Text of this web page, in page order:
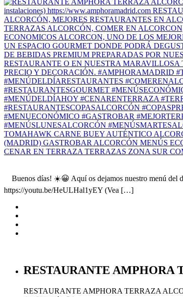
Buenos días! ☀️😀 Aquí os dejamos nuestro menú del
https://youtu.be/HeULHal1yEY (Vea […]
RESTAURANTE AMPHORA
RESTAURANTE AMPHORA TERRAZA